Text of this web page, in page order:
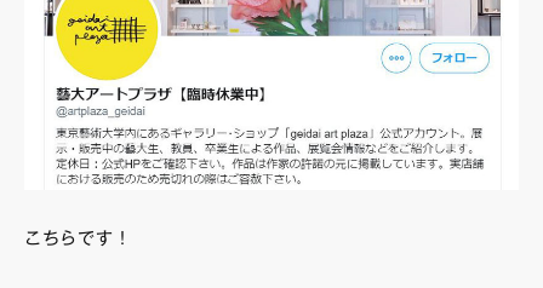
こちらです！